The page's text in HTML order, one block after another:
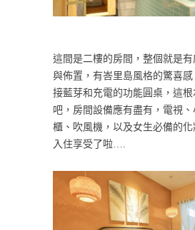
這間是二樓的房間，整個就是
與佈置，有峇里島風格的驚喜
接藍芽和充電的功能圓桌，這
吧，房間設備應有盡有，電視
櫃、吹風機，以及女生必備的
入住享受了啦….